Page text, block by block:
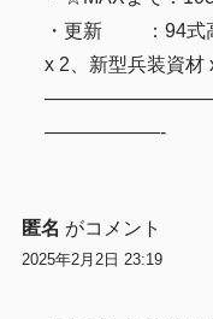
・更新 ：94式高
x 2、新型兵装資材
——————-
匿名 がコメント
2025年2月2日 23:19